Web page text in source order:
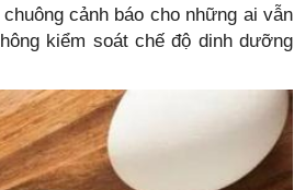
cảnh báo cho những ai vẫn
kiểm soát chế độ dinh dưỡng